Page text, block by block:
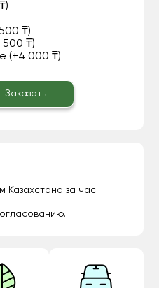
₸)
500 ₸)
(+4 000 ₸)
Заказать
Казахстана за час